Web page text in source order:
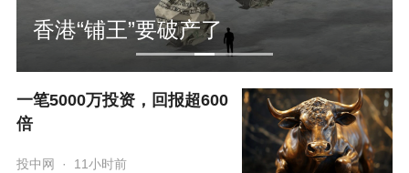
香港“铺王”要破产了
一笔5000万投资，回报超600
倍
投中网 · 11小时前